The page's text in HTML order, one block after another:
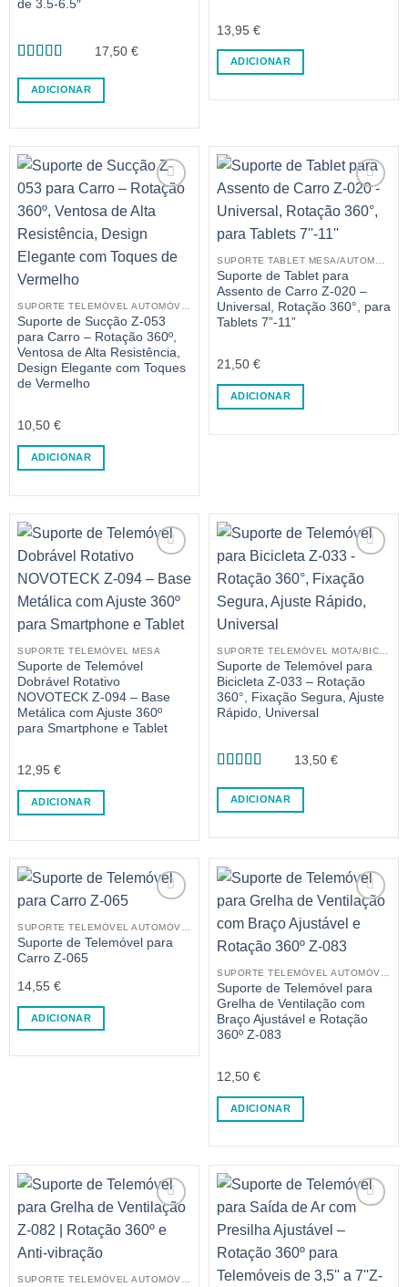
de 3.5-6.5″
de 5
17,50 €
ADICIONAR
13,95 €
ADICIONAR
Suporte de Sucção Z-053
para Carro – Rotação 360º,
Ventosa de Alta Resistência,
Design Elegante com Toques
de Vermelho
10,50 €
ADICIONAR
Suporte de Tablet para
Assento de Carro Z-020 –
Universal, Rotação 360°, para
Tablets 7”-11”
21,50 €
ADICIONAR
SUPORTE TELEMÓVEL MESA
Suporte de Telemóvel
Dobrável Rotativo
NOVOTECK Z-094 – Base
Metálica com Ajuste 360º
para Smartphone e Tablet
12,95 €
ADICIONAR
Suporte de Telemóvel para
Bicicleta Z-033 – Rotação
360°, Fixação Segura, Ajuste
Rápido, Universal
de 5
13,50 €
ADICIONAR
Suporte de Telemóvel para
Carro Z-065
14,55 €
ADICIONAR
Suporte de Telemóvel para
Grelha de Ventilação com
Braço Ajustável e Rotação
360º Z-083
12,50 €
ADICIONAR